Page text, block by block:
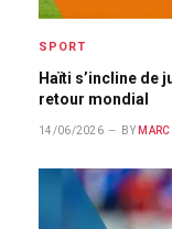
SPORT
Haïti s’incline de
retour mondial
14/06/2026 BY